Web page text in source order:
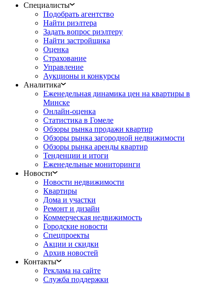
Специалисты
Подобрать агентство
Найти риэлтера
Задать вопрос риэлтеру
Найти застройщика
Оценка
Страхование
Управление
Аукционы и конкурсы
Аналитика
Еженедельная динамика цен на квартиры в
Минске
Онлайн-оценка
Статистика в Гомеле
Обзоры рынка продажи квартир
Обзоры рынка загородной недвижимости
Обзоры рынка аренды квартир
Тенденции и итоги
Еженедельные мониторинги
Новости
Новости недвижимости
Квартиры
Дома и участки
Ремонт и дизайн
Коммерческая недвижимость
Городские новости
Спецпроекты
Акции и скидки
Архив новостей
Контакты
Реклама на сайте
Служба поддержки